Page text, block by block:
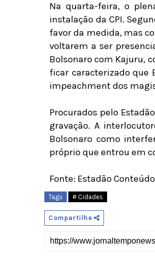
Na quarta-feira, o
instalação da CPI.
favor da medida, mas
voltarem a ser
Bolsonaro com Kajuru,
ficar caracterizado que
impeachment dos
Procurados pelo
gravação. A
Bolsonaro como
próprio que entrou em
Fonte: Estadão Conteúdo
Tags # Cidades
Compartilhe